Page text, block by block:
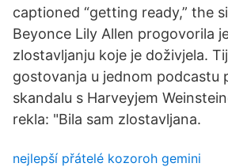
captioned “getting ready,” the
Beyonce Lily Allen progovorila
zlostavljanju koje je doživjela.
gostovanja u jednom podcastu
skandalu s Harveyjem
rekla: "Bila sam zlostavljana.
nejlepší přátelé kozoroh gemini